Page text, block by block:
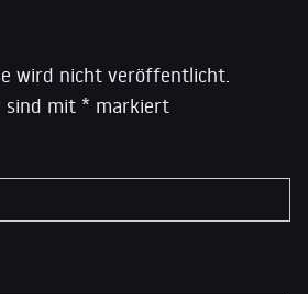
wird nicht veröffentlicht.
sind mit * markiert